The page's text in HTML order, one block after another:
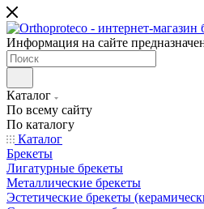
Информация на сайте
Каталог
По всему сайту
По каталогу
Каталог
Брекеты
Лигатурные брекеты
Металлические брекеты
Эстетические брекеты